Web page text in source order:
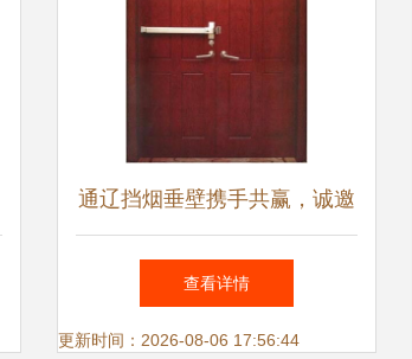
通辽挡烟垂壁携手共赢，诚邀
经销商共拓空调设备市场新蓝
海
查看详情
更新时间：2026-08-06 17:56:44